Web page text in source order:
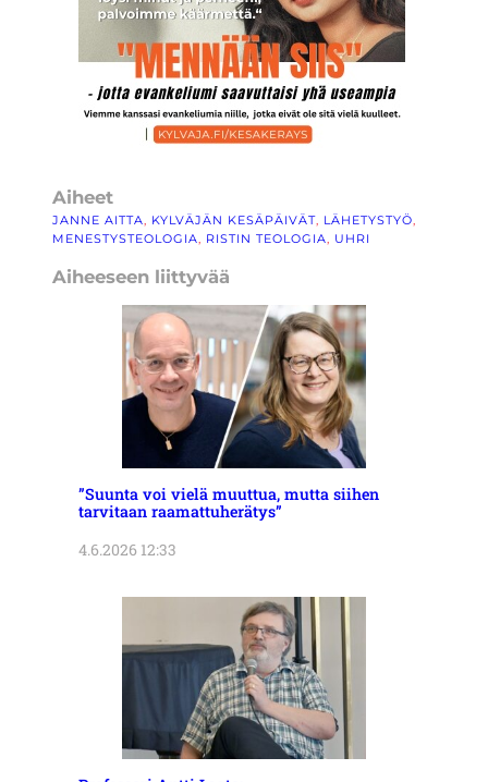
Aiheet
JANNE AITTA, KYLVÄJÄN KESÄPÄIVÄT, LÄHETYSTYÖ
MENESTYSTEOLOGIA, RISTIN TEOLOGIA, UHRI
Aiheeseen liittyvää
”Suunta voi vielä muuttua, mutta siihen
tarvitaan raamattuherätys”
4.6.2026 12:33